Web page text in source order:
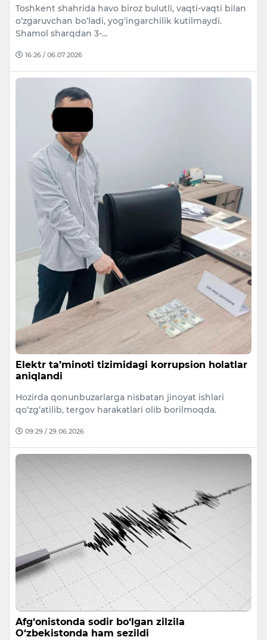
Toshkent shahrida havo biroz bulutli, vaqti-vaqti bilan
o‘zgaruvchan bo‘ladi, yog‘ingarchilik kutilmaydi.
Shamol sharqdan 3-…
16:26 / 06.07.2026
Elektr ta’minoti tizimidagi korrupsion holatlar
aniqlandi
Hozirda qonunbuzarlarga nisbatan jinoyat ishlari
qo‘zg‘atilib, tergov harakatlari olib borilmoqda.
09:29 / 29.06.2026
Afg‘onistonda sodir bo‘lgan zilzila
O‘zbekistonda ham sezildi